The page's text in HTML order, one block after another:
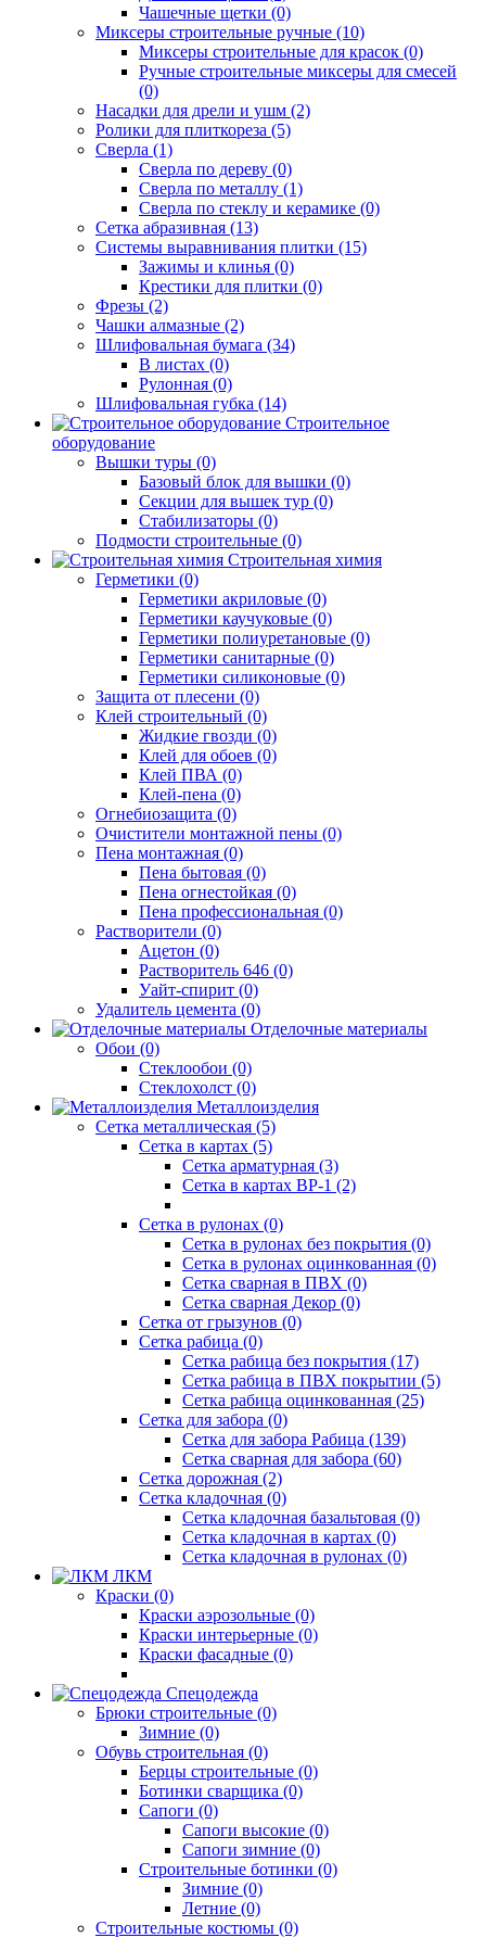
Чашечные щетки (0)
Миксеры строительные ручные (10)
Миксеры строительные для красок (0)
Ручные строительные миксеры для смесей
(0)
Насадки для дрели и ушм (2)
Ролики для плиткореза (5)
Сверла (1)
Сверла по дереву (0)
Сверла по металлу (1)
Сверла по стеклу и керамике (0)
Сетка абразивная (13)
Системы выравнивания плитки (15)
Зажимы и клинья (0)
Крестики для плитки (0)
Фрезы (2)
Чашки алмазные (2)
Шлифовальная бумага (34)
В листах (0)
Рулонная (0)
Шлифовальная губка (14)
Строительное
оборудование
Вышки туры (0)
Базовый блок для вышки (0)
Секции для вышек тур (0)
Стабилизаторы (0)
Подмости строительные (0)
Строительная химия
Герметики (0)
Герметики акриловые (0)
Герметики каучуковые (0)
Герметики полиуретановые (0)
Герметики санитарные (0)
Герметики силиконовые (0)
Защита от плесени (0)
Клей строительный (0)
Жидкие гвозди (0)
Клей для обоев (0)
Клей ПВА (0)
Клей-пена (0)
Огнебиозащита (0)
Очистители монтажной пены (0)
Пена монтажная (0)
Пена бытовая (0)
Пена огнестойкая (0)
Пена профессиональная (0)
Растворители (0)
Ацетон (0)
Растворитель 646 (0)
Уайт-спирит (0)
Удалитель цемента (0)
Отделочные материалы
Обои (0)
Стеклообои (0)
Стеклохолст (0)
Металлоизделия
Сетка металлическая (5)
Сетка в картах (5)
Сетка арматурная (3)
Сетка в картах ВР-1 (2)
Сетка в рулонах (0)
Сетка в рулонах без покрытия (0)
Сетка в рулонах оцинкованная (0)
Сетка сварная в ПВХ (0)
Сетка сварная Декор (0)
Сетка от грызунов (0)
Сетка рабица (0)
Сетка рабица без покрытия (17)
Сетка рабица в ПВХ покрытии (5)
Сетка рабица оцинкованная (25)
Сетка для забора (0)
Сетка для забора Рабица (139)
Сетка сварная для забора (60)
Сетка дорожная (2)
Сетка кладочная (0)
Сетка кладочная базальтовая (0)
Сетка кладочная в картах (0)
Сетка кладочная в рулонах (0)
ЛКМ
Краски (0)
Краски аэрозольные (0)
Краски интерьерные (0)
Краски фасадные (0)
Спецодежда
Брюки строительные (0)
Зимние (0)
Обувь строительная (0)
Берцы строительные (0)
Ботинки сварщика (0)
Сапоги (0)
Сапоги высокие (0)
Сапоги зимние (0)
Строительные ботинки (0)
Зимние (0)
Летние (0)
Строительные костюмы (0)